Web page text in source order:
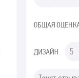
ОБЩАЯ
ДИЗАЙН